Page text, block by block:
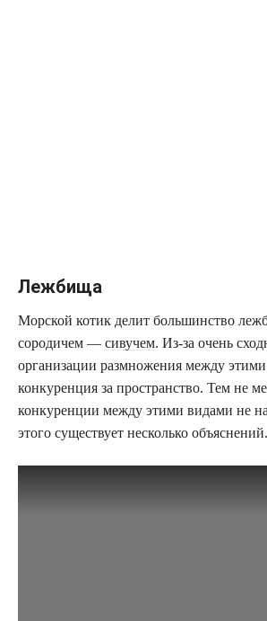
Лежбища
Морской котик делит большинство
сородичем — сивучем. Из-за очень
организации размножения между
конкуренция за пространство. Тем не
конкуренции между этими видами не
этого существует несколько объяснений.